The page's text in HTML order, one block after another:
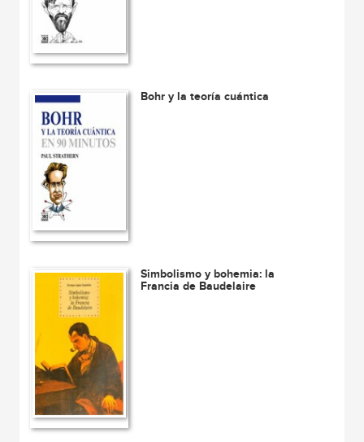
Bohr y la teoría cuántica
Simbolismo y bohemia: la
Francia de Baudelaire